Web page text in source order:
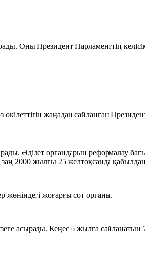
Оны Президент Парламенттің
жаңадан сайланған
Әділет органдарын реформалау
2000 жылғы 25 желтоқсанда
жоғарғы сот органы.
асырады. Кеңес 6 жылға сайланатын